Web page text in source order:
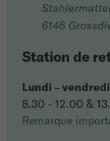
6146
Station de
Lundi –vendredi
8.30 - 12.00 &
Remarque